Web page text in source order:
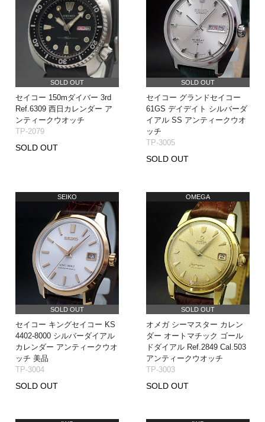
SOLD OUT
セイコー 150mダイバー 3rd
Ref.6309 西日カレンダー ア
ンティークウオッチ
TP-2079
SOLD OUT
SOLD OUT
セイコー グランドセイコー
61GS デイデイト シルバーダ
イアル SS アンティークウオ
ッチ
TP-3005
SOLD OUT
SEIKO
SOLD OUT
セイコー キングセイコー KS
4402-8000 シルバーダイアル
カレンダー アンティークウオ
ッチ 美品
TP-3004
SOLD OUT
OMEGA
SOLD OUT
オメガ シーマスター カレン
ダー オートマチック ゴール
ドダイアル Ref.2849 Cal.503
アンティークウオッチ
TP-3003
SOLD OUT